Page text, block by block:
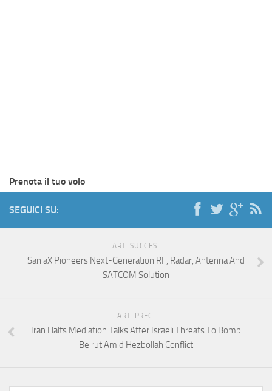
Prenota il tuo volo
SEGUICI SU:
ART. SUCCES.
SaniaX Pioneers Next-Generation RF, Radar, Antenna And
SATCOM Solution
ART. PREC.
Iran Halts Mediation Talks After Israeli Threats To Bomb
Beirut Amid Hezbollah Conflict